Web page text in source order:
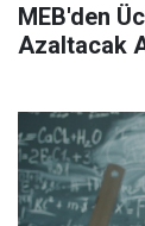
MEB'den
Azaltacak